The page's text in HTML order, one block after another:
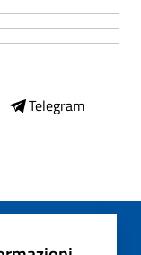
Telegram